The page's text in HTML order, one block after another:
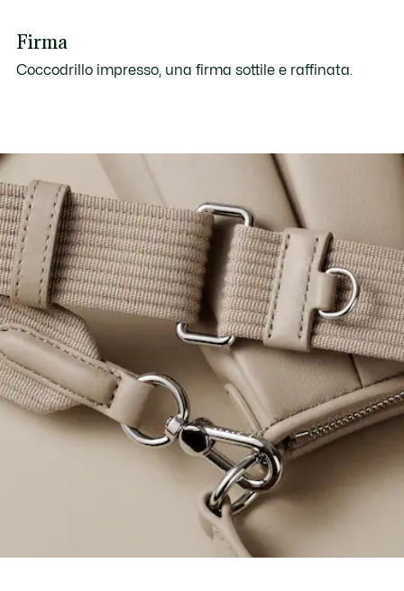
Firma
Coccodrillo impresso, una firma sottile e raffinata.